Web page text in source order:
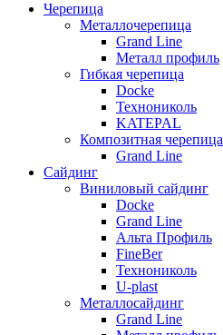
Черепица
Металлочерепица
Grand Line
Металл профиль
Гибкая черепица
Docke
Технониколь
KATEPAL
Композитная черепица
Grand Line
Сайдинг
Виниловый сайдинг
Docke
Grand Line
Альта Профиль
FineBer
Технониколь
U-plast
Металлосайдинг
Grand Line